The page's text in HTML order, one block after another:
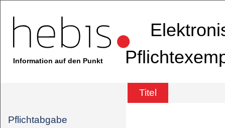
Information auf den Punkt
Titel
Pflichtabgabe